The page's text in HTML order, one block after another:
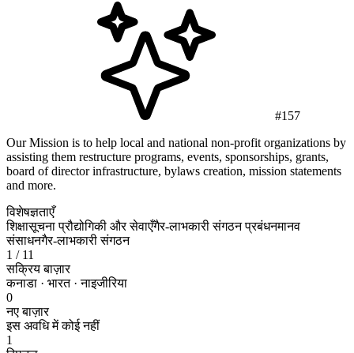
#157
Our Mission is to help local and national non-profit organizations by
assisting them restructure programs, events, sponsorships, grants,
board of director infrastructure, bylaws creation, mission statements
and more.
विशेषज्ञताएँ
शिक्षासूचना प्रौद्योगिकी और सेवाएँगैर-लाभकारी संगठन प्रबंधनमानव
संसाधनगैर-लाभकारी संगठन
1 / 11
सक्रिय बाज़ार
कनाडा · भारत · नाइजीरिया
0
नए बाज़ार
इस अवधि में कोई नहीं
1